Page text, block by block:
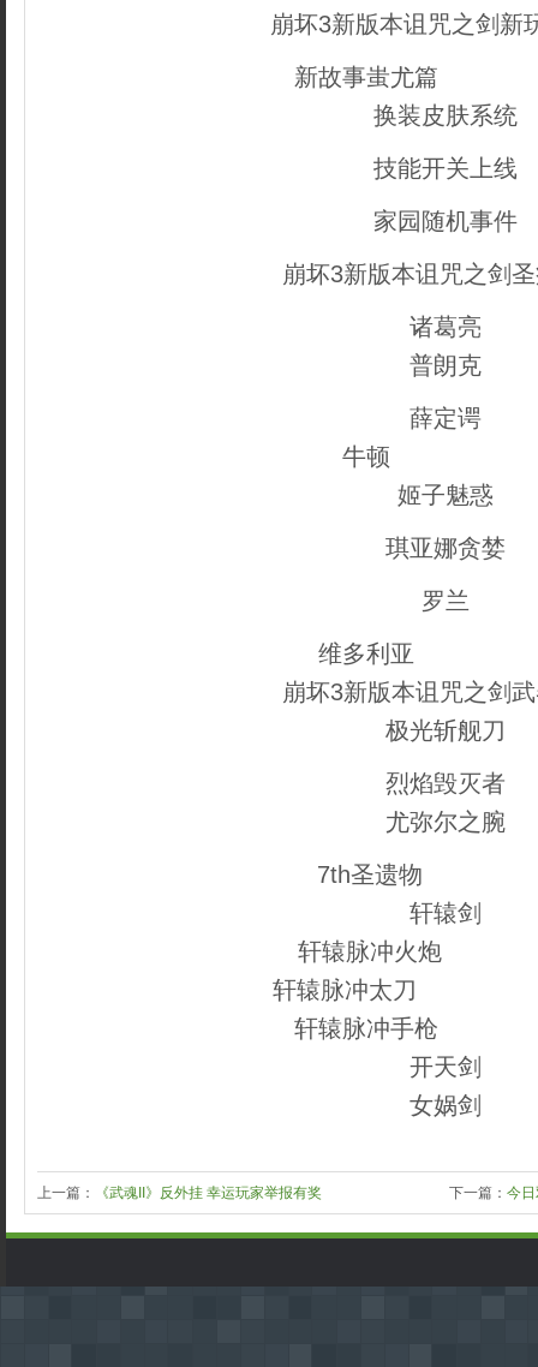
崩坏3新版本诅咒之剑新
新故事蚩尤篇
换装皮肤系统
技能开关上线
家园随机事件
崩坏3新版本诅咒之剑
诸葛亮
普朗克
薛定谔
牛顿
姬子魅惑
琪亚娜贪婪
罗兰
维多利亚
崩坏3新版本诅咒之剑
极光斩舰刀
烈焰毁灭者
尤弥尔之腕
7th圣遗物
轩辕剑
轩辕脉冲火炮
轩辕脉冲太刀
轩辕脉冲手枪
开天剑
女娲剑
上一篇： 《武魂II》反外挂 幸运玩家举报有奖 下一篇： 今